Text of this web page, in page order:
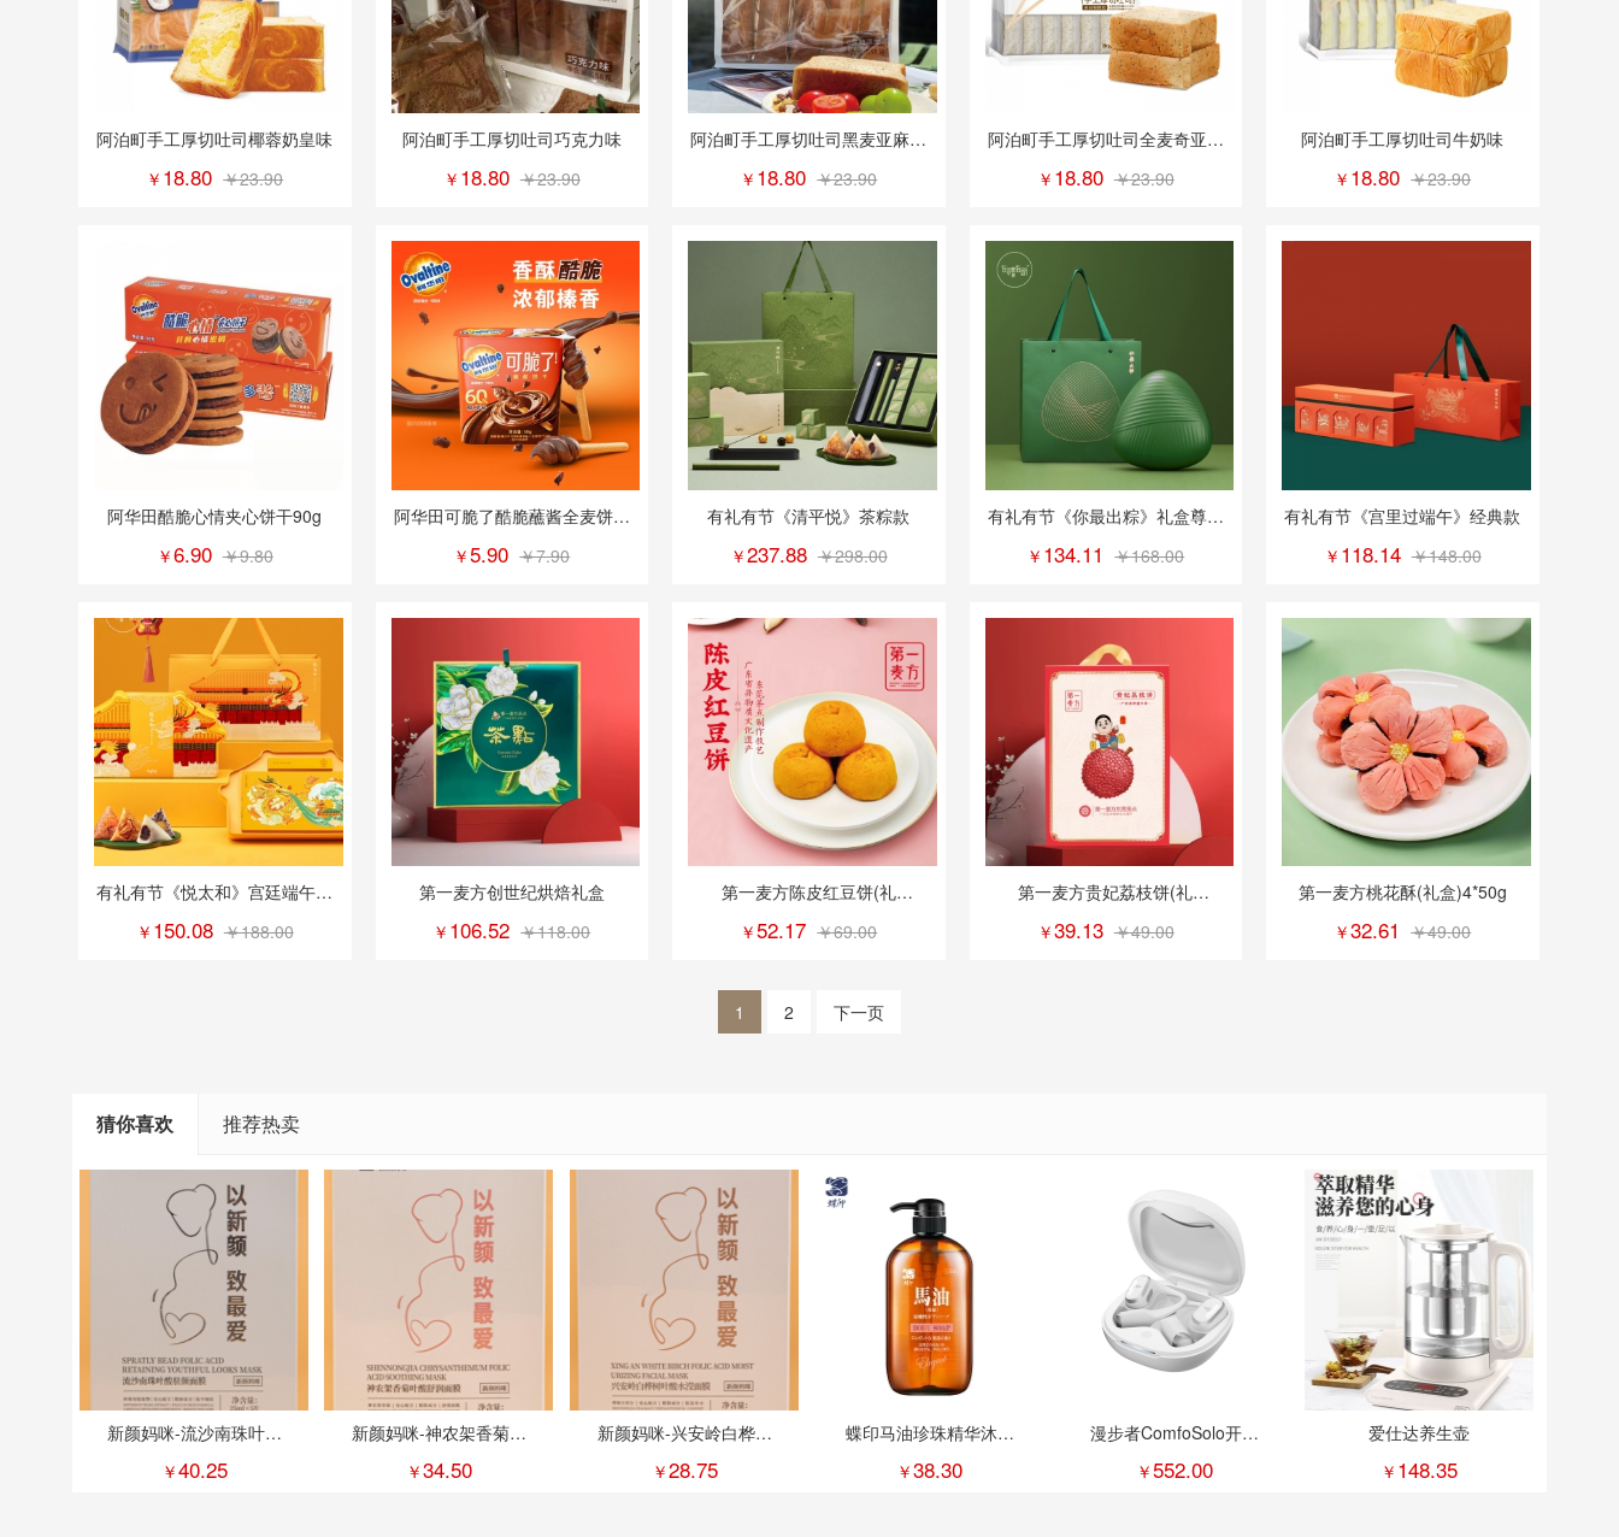
阿泊町手工厚切吐司椰蓉奶皇味
￥ 18.80 ￥23.90
阿泊町手工厚切吐司巧克力味
￥ 18.80 ￥23.90
阿泊町手工厚切吐司黑麦亚麻籽
味
￥ 18.80 ￥23.90
阿泊町手工厚切吐司全麦奇亚籽
味
￥ 18.80 ￥23.90
阿泊町手工厚切吐司牛奶味
￥ 18.80 ￥23.90
阿华田酷脆心情夹心饼干90g
￥6.90 ￥9.80
阿华田可脆了酷脆蘸酱全麦饼干
￥5.90 ￥7.90
有礼有节《清平悦》茶粽款
￥237.88 ￥298.00
有礼有节《你最出粽》礼盒尊享
￥ 134.11 ￥168.00
有礼有节《宫里过端午》经典款
￥ 118.14 ￥148.00
有礼有节《悦太和》宫廷端午礼
盒
￥ 150.08 ￥188.00
第一麦方创世纪烘焙礼盒
￥ 106.52 ￥118.00
第一麦方陈皮红豆饼(礼
盒)6*45g
￥52.17 ￥69.00
第一麦方贵妃荔枝饼(礼
盒)6*35g
￥39.13 ￥49.00
第一麦方桃花酥(礼盒)4*50g
￥32.61 ￥49.00
1 2 下一页
猜你喜欢 推荐热卖
新颜妈咪-流沙南珠叶酸
驻颜面膜1盒
￥40.25
新颜妈咪-神农架香菊叶
酸舒润面膜1盒
￥34.50
新颜妈咪-兴安岭白桦树
叶酸水滢面膜1盒
￥28.75
蝶印马油珍珠精华沐浴
露600mL
￥38.30
漫步者ComfoSolo开放
式真无线蓝牙耳机
￥552.00
爱仕达养生壶
￥ 148.35